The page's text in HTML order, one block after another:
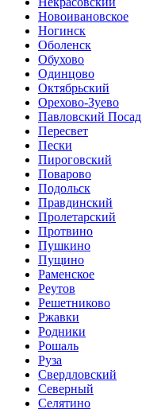
Новоивановское
Ногинск
Оболенск
Обухово
Одинцово
Октябрьский
Орехово-Зуево
Павловский Посад
Пересвет
Пески
Пироговский
Поварово
Подольск
Правдинский
Пролетарский
Протвино
Пушкино
Пущино
Раменское
Реутов
Решетниково
Ржавки
Родники
Рошаль
Руза
Свердловский
Северный
Селятино